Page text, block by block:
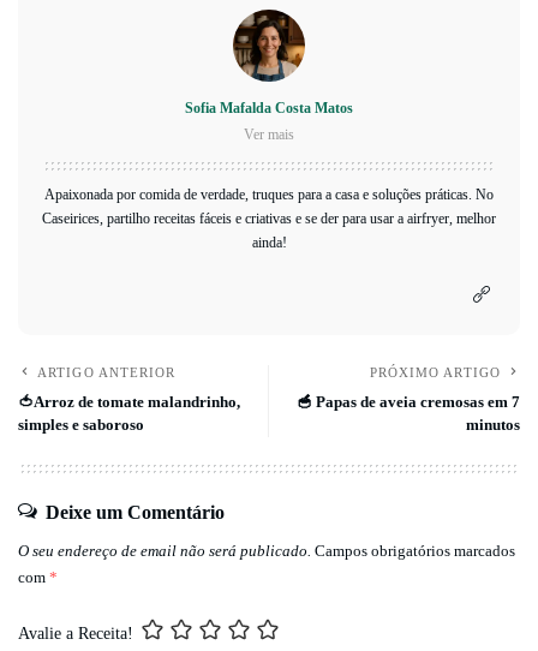
Sofia Mafalda Costa Matos
Ver mais
Apaixonada por comida de verdade, truques para a casa e soluções práticas. No
Caseirices, partilho receitas fáceis e criativas e se der para usar a airfryer, melhor
ainda!
ARTIGO ANTERIOR
🍅Arroz de tomate malandrinho,
simples e saboroso
PRÓXIMO ARTIGO
🥣 Papas de aveia cremosas em 7
minutos
Deixe um Comentário
O seu endereço de email não será publicado. Campos obrigatórios marcados
com *
Avalie a Receita!